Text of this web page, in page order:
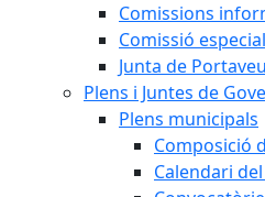
Comissions
Comissió
Junta de
Plens i Juntes de
Plens municipals
Composició
Calendari